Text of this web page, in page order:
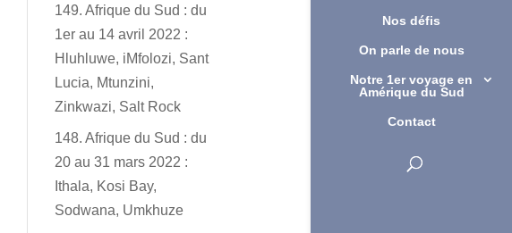
Nos défis
On parle de nous
Notre 1er voyage en
Amérique du Sud
Contact
149. Afrique du Sud : du
1er au 14 avril 2022 :
Hluhluwe, iMfolozi, Sant
Lucia, Mtunzini,
Zinkwazi, Salt Rock
148. Afrique du Sud : du
20 au 31 mars 2022 :
Ithala, Kosi Bay,
Sodwana, Umkhuze